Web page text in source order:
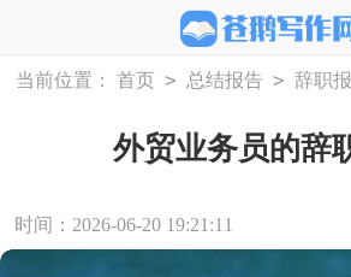
当前位置： 首页 > 总结报告 > 辞职
外贸业务员的辞
时间：2026-06-20 19:21:11